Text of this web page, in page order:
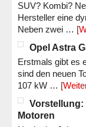
SUV? Kombi?
Hersteller eine
Neben zwei …
Opel Astra
Erstmals gibt es
sind den neuen
107 kW …
Vorstellung:
Motoren